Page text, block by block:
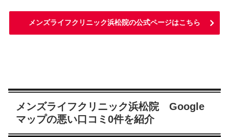
メンズライフクリニック浜松院の公式ページはこちら
メンズライフクリニック浜松院 Google
マップの悪い口コミ0件を紹介